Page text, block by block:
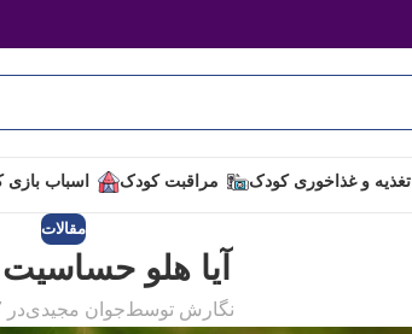
تغذیه و غذاخوری کودک مراقبت کودک اسباب
مقالات
آیا هلو
نگارش توسطجوان مجیدیدر 7 تیر 1403